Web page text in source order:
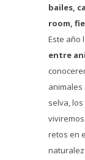
bailes,
room,
Este año
entre
animales
selva,
retos en